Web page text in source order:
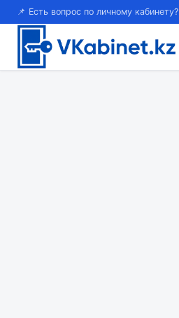
📌 Есть вопрос по личному кабинету?